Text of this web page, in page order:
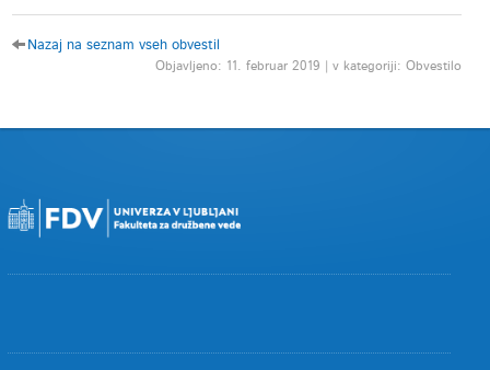
Nazaj na seznam vseh obvestil
Objavljeno: 11. februar 2019 | v kategoriji: Obvestilo